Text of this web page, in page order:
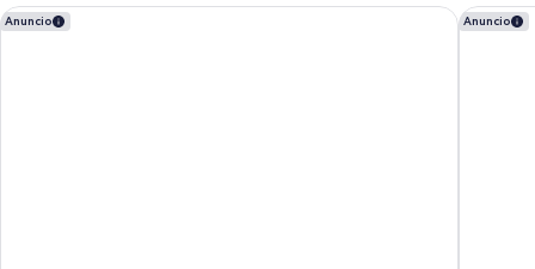
discapacidad,
matrimonio,
accesible
Anuncio
Newton Suite Anuncio